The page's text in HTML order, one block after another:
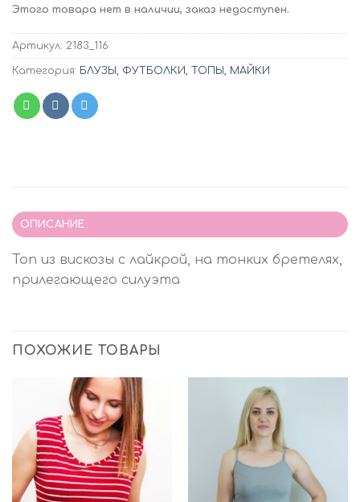
Этого товара нет в наличии, заказ недоступен.
Артикул: 2183_116
Категория: БЛУЗЫ, ФУТБОЛКИ, ТОПЫ, МАЙКИ
ОПИСАНИЕ
Топ из вискозы с лайкрой, на тонких бретелях,
прилегающего силуэта
ПОХОЖИЕ ТОВАРЫ